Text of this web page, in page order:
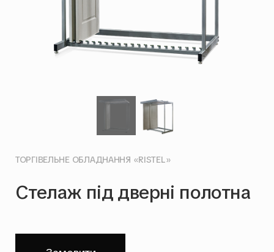
ТОРГІВЕЛЬНЕ ОБЛАДНАННЯ «RISTEL»
Стелаж під дверні полотна